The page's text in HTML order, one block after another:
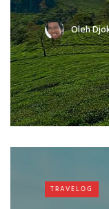
Oleh
TRAVELOG